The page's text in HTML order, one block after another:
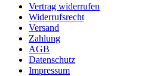
Vertrag widerrufen
Widerrufsrecht
Versand
Zahlung
AGB
Datenschutz
Impressum